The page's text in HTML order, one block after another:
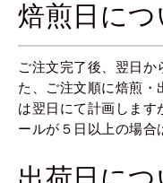
焙煎日につ
ご注文完了後、翌日か
た、ご注文順に焙煎・
は翌日にて計画します
ールが５日以上の場合